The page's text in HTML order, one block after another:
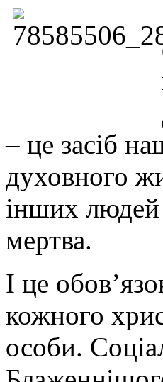
– це засіб
духовного
інших людей
мертва.
І це
кожного
особи.